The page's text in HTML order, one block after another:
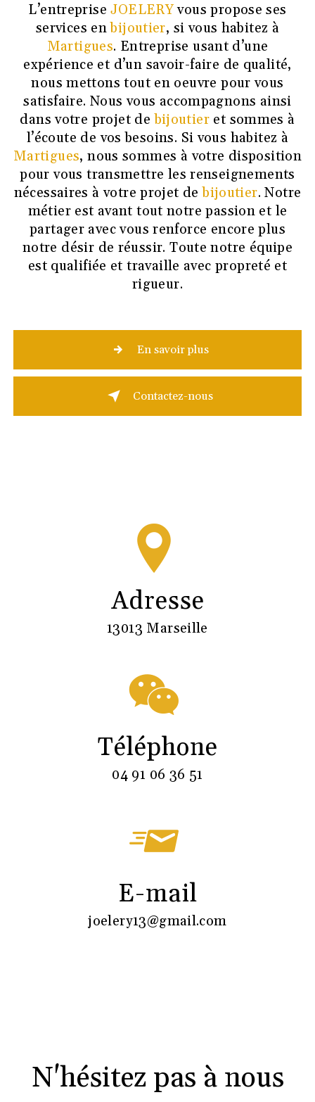
L’entrepriseJOELERYvous propose ses
services enbijoutier, si vous habitez à
Martigues. Entreprise usant d’une
expérience et d’un savoir-faire de qualité,
nous mettons tout en oeuvre pour vous
satisfaire. Nous vous accompagnons ainsi
dans votre projet debijoutieret sommes à
l’écoute de vos besoins. Si vous habitez à
Martigues, nous sommes à votre disposition
pour vous transmettre les renseignements
nécessaires à votre projet debijoutier. Notre
métier est avant tout notre passion et le
partager avec vous renforce encore plus
notre désir de réussir. Toute notre équipe
est qualifiée et travaille avec propreté et
rigueur.
En savoir plus
Contactez-nous
Adresse
13013 Marseille
Téléphone
04 91 06 36 51
E-mail
joelery13@gmail.com
N'hésitez pas à nous